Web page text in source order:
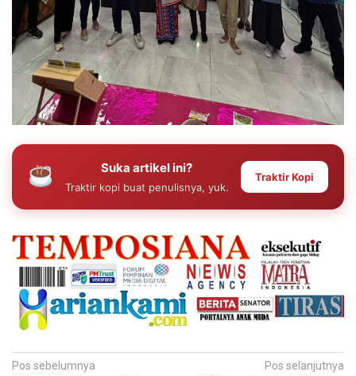
Suka artikel ini?
Traktir kopi buat penulisnya, yuk.
Traktir Kopi
Navigasi
Pos sebelumnya
Pos selanjutnya